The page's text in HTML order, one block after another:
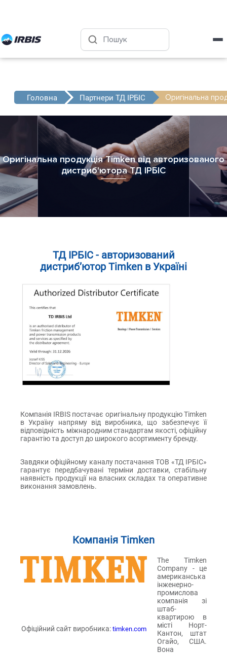
Головна Партнери ТД ІРБІС Оригінальна
Оригінальна продукція Timken від авторизованого
дистриб'ютора ТД ІРБІС
ТД ІРБІС - авторизований
дистриб’ютор Timken в Україні
Компанія IRBIS постачає оригінальну продукцію Timken
в Україну напряму від виробника, що забезпечує її
відповідність міжнародним стандартам якості, офіційну
гарантію та доступ до широкого асортименту бренду.
Завдяки офіційному каналу постачання ТОВ «ТД ІРБІС»
гарантує передбачувані терміни доставки, стабільну
наявність продукції на власних складах та оперативне
виконання замовлень.
Компанія Timken
Офіційний сайт виробника: timken.com
The Timken
Company - це
американська
інженерно-
промислова
компанія зі
штаб-
квартирою в
місті Норт-
Кантон, штат
Огайо, США.
Вона